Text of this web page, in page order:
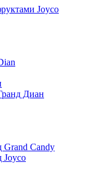
Joyco
Диан
Grand Candy
Joyco